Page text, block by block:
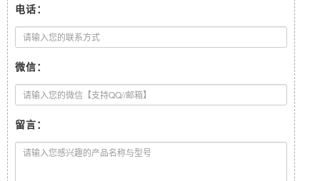
电话：
微信：
留言：